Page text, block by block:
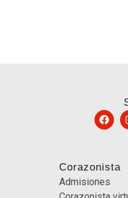
Corazonista
Admisiones